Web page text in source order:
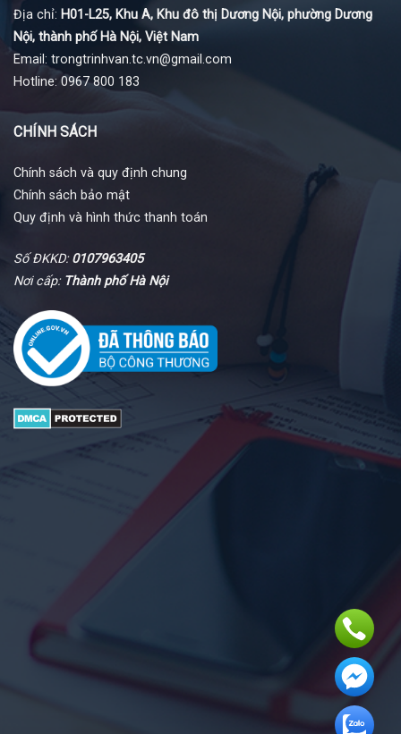
Địa chỉ: H01-L25, Khu A, Khu đô thị Dương Nội, phường Dương
Nội, thành phố Hà Nội, Việt Nam
Email: trongtrinhvan.tc.vn@gmail.com
Hotline: 0967 800 183
CHÍNH SÁCH
Chính sách và quy định chung
Chính sách bảo mật
Quy định và hình thức thanh toán
Số ĐKKD:0107963405
Nơi cấp: Thành phố Hà Nội